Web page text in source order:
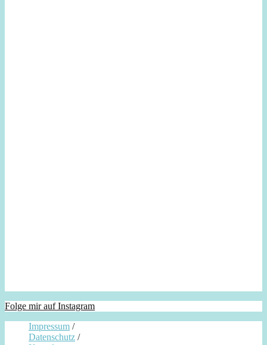
Folge mir auf Instagram
Impressum /
Datenschutz /